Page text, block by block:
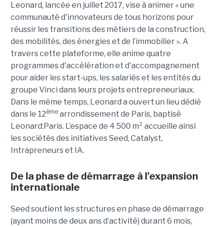
Leonard, lancée en juillet 2017, vise à animer « une
communauté d'innovateurs de tous horizons pour
réussir les transitions des métiers de la construction,
des mobilités, des énergies et de l’immobilier ». A
travers cette plateforme, elle anime quatre
programmes d'accélération et d'accompagnement
pour aider les start-ups, les salariés et les entités du
groupe Vinci dans leurs projets entrepreneuriaux.
Dans le même temps, Leonard a ouvert un lieu dédié
dans le 12èmearrondissement de Paris, baptisé
Leonard:Paris. L’espace de 4 500 m² accueille ainsi
les sociétés des initiatives Seed, Catalyst,
Intrapreneurs et IA.
De la phase de démarrage à l’expansion
internationale
Seed soutient les structures en phase de démarrage
(ayant moins de deux ans d’activité) durant 6 mois,